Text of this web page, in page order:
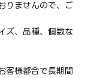
りませんので、ご
ズ、品種、個数な
客様都合で長期間